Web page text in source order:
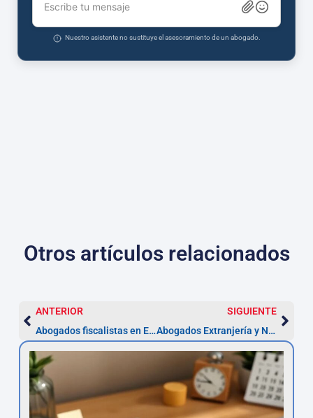
Escribe tu mensaje
Nuestro asistente no sustituye el asesoramiento de un abogado.
Otros artículos relacionados
ANTERIOR
Abogados fiscalistas en Elche: recurso en 1 mes
SIGUIENTE
Abogados Extranjería y Nacionalidad en Elche 2026